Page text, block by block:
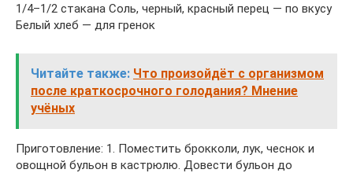
1/4–1/2 стакана Соль, черный, красный перец — по вкусу
Белый хлеб — для гренок
Читайте также: Что произойдёт с организмом
после краткосрочного голодания? Мнение
учёных
Приготовление: 1. Поместить брокколи, лук, чеснок и
овощной бульон в кастрюлю. Довести бульон до